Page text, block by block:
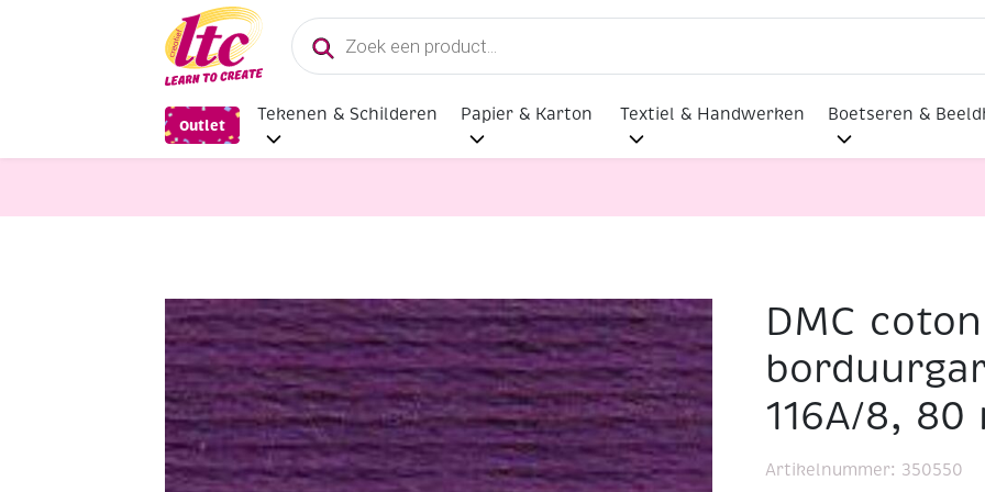
Producten
zoeken
Outlet
Tekenen & Schilderen Papier & Karton Textiel & Handwerken Boetseren &
Handwerkgarens DMC coton perle borduurgaren/koordzijde 116A/8, 80 meter, paars
DMC
116A/8,
Artikelnummer: 350550